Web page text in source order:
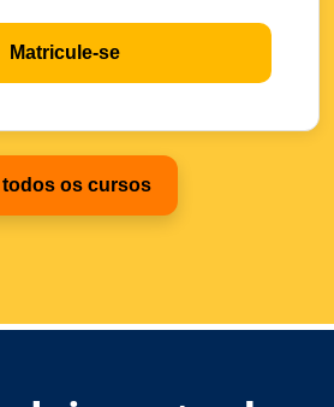
Matricule-se
todos os cursos